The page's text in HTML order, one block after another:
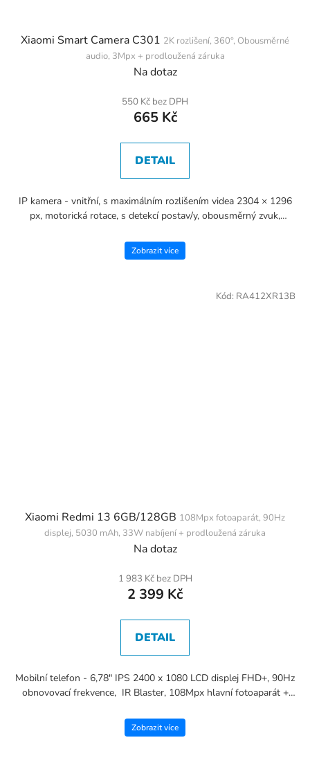
Xiaomi Smart Camera C301 2K rozlišení, 360°, Obousměrné
audio, 3Mpx + prodloužená záruka
Na dotaz
550 Kč bez DPH
665 Kč
DETAIL
IP kamera - vnitřní, s maximálním rozlišením videa 2304 × 1296
px, motorická rotace, s detekcí postav/y, obousměrný zvuk,
Zobrazit více
Xiaomi Redmi 13 6GB/128GB 108Mpx fotoaparát, 90Hz
displej, 5030 mAh, 33W nabíjení + prodloužená záruka
Na dotaz
1 983 Kč bez DPH
2 399 Kč
DETAIL
Mobilní telefon - 6,78" IPS 2400 x 1080 LCD displej FHD+, 90Hz
obnovovací frekvence, IR Blaster, 108Mpx hlavní fotoaparát +
Zobrazit více
Kód: RA412XR13B